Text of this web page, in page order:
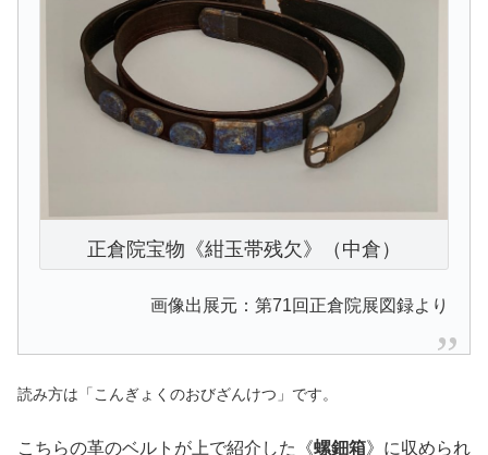
正倉院宝物《紺玉帯残欠》（中倉）
画像出展元：第71回正倉院展図録より
読み方は「こんぎょくのおびざんけつ」です。
こちらの革のベルトが上で紹介した《螺鈿箱》に収められ